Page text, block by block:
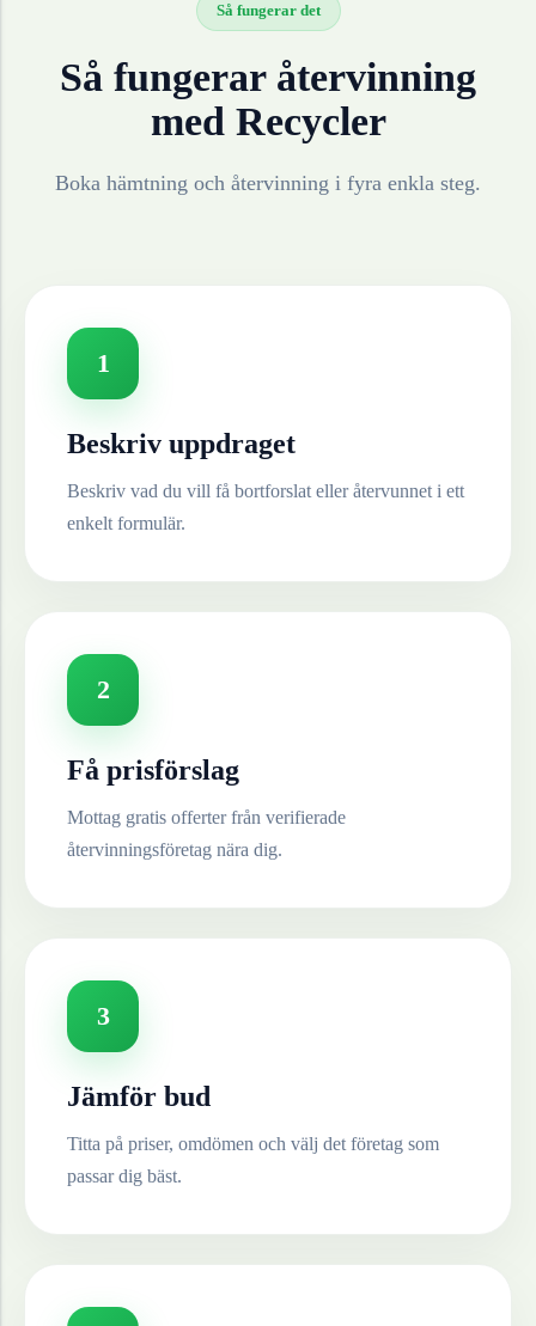
Så fungerar det
Så fungerar återvinning
med Recycler
Boka hämtning och återvinning i fyra enkla steg.
1
Beskriv uppdraget
Beskriv vad du vill få bortforslat eller återvunnet i ett
enkelt formulär.
2
Få prisförslag
Mottag gratis offerter från verifierade
återvinningsföretag nära dig.
3
Jämför bud
Titta på priser, omdömen och välj det företag som
passar dig bäst.